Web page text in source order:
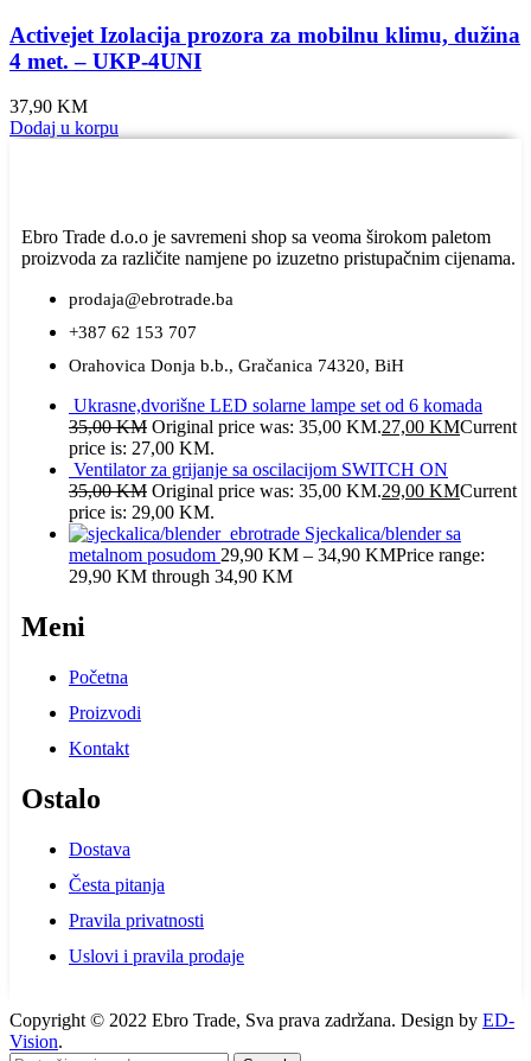
Activejet Izolacija prozora za mobilnu klimu, dužina
4 met. – UKP-4UNI
37,90 KM
Dodaj u korpu
Ebro Trade d.o.o je savremeni shop sa veoma širokom paletom
proizvoda za različite namjene po izuzetno pristupačnim cijenama.
prodaja@ebrotrade.ba
+387 62 153 707
Orahovica Donja b.b., Gračanica 74320, BiH
Ukrasne,dvorišne LED solarne lampe set od 6 komada
35,00KM Original price was: 35,00 KM.27,00 KMCurrent
price is: 27,00 KM.
Ventilator za grijanje sa oscilacijom SWITCH ON
35,00KM Original price was: 35,00 KM.29,00 KMCurrent
price is: 29,00 KM.
Sjeckalica/blender sa
metalnom posudom 29,90 KM – 34,90 KMPrice range:
29,90 KM through 34,90 KM
Meni
Početna
Proizvodi
Kontakt
Ostalo
Dostava
Česta pitanja
Pravila privatnosti
Uslovi i pravila prodaje
Copyright © 2022 Ebro Trade, Sva prava zadržana. Design by ED-
Vision.